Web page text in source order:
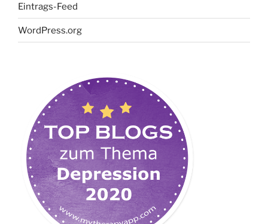
Eintrags-Feed
WordPress.org